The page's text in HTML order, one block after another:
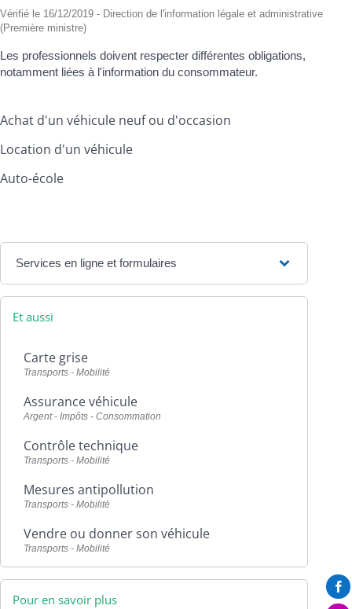

Vérifié le 16/12/2019 - Direction de l'information légale et administrative
(Première ministre)
Les professionnels doivent respecter différentes obligations,
notamment liées à l'information du consommateur.
Achat d'un véhicule neuf ou d'occasion
Location d'un véhicule
Auto-école
Services en ligne et formulaires
Et aussi
Carte grise
Transports - Mobilité
Assurance véhicule
Argent - Impôts - Consommation
Contrôle technique
Transports - Mobilité
Mesures antipollution
Transports - Mobilité
Vendre ou donner son véhicule
Transports - Mobilité
Pour en savoir plus